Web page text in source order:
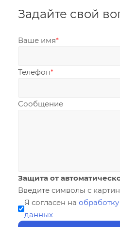
Задайте свой
Ваше имя*
Телефон*
Сообщение
Защита от
Введите символы с
Я согласен на
данных